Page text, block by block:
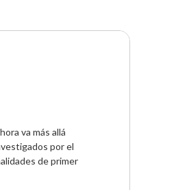
va más allá
por el
de primer